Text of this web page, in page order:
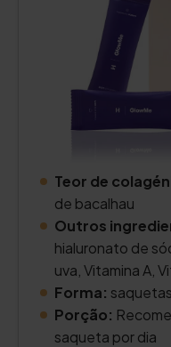
Teor de
de bacalhau
Outros
hialuronato de
uva, Vitamina A,
Forma:
Porção:
saqueta por dia